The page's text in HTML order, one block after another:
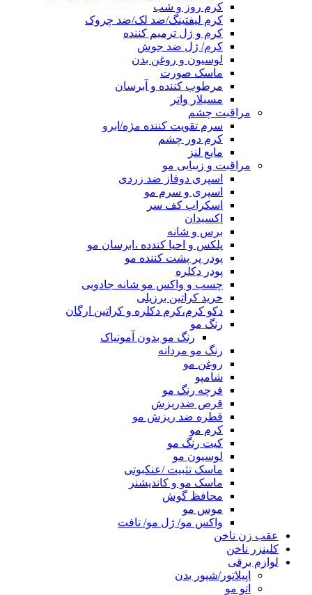
کرم روز و شب
کرم لیفتینگ/ضد لک/ضد چروک
کرم و ژل ترمیم کننده
کرم/ ژل ضد جوش
لوسیون و روغن بدن
ماسک صورت
مرطوب کننده و آبرسان
مسیلار واتر
مراقبت چشم
سرم تقویت کننده مژه/ابرو
کرم دور چشم
مایع لنز
مراقبت و زیبایی مو
اسپری دوفاز ضد زردی
اسپری و سرم مو
اسکراب کف سر
اکسیدان
برس و شانه
پلکس و احیا کندده ،ابرسان مو
پودر پر پشت کننده مو
پودر دکلره
چسب و واکس مو شانه جادویی
خرید کراتین برزیلی
دکو کرم،کرم دکلره و کراتین ارگان
رنگ مو
رنگ مو بدون آمونیاک
رنگ مو مردانه
روغن مو
شامپو
فرچه رنگ مو
قرص ضدریزش
قطره ضد ریزش مو
کرم مو
کیت رنگ مو
لوسیون مو
ماسک تثبیت /عنکبوتی
ماسک مو و کاندیشنر
محافظ گوش
موس مو
واکس مو/ ژل مو/ تافت
عقب زن ناخن
کلینزر ناخن
لوازم برقی
اپیلاتور/شیور بدن
اتو مو